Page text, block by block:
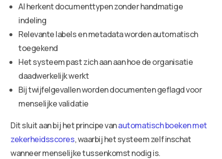
AI herkent documenttypen zonder handmatige
indeling
Relevante labels en metadata worden automatisch
toegekend
Het systeem past zich aan aan hoe de organisatie
daadwerkelijk werkt
Bij twijfelgevallen worden documenten geflagd voor
menselijke validatie
Dit sluit aan bij het principe vanautomatisch boeken met
zekerheidsscores, waarbij het systeem zelf inschat
wanneer menselijke tussenkomst nodig is.